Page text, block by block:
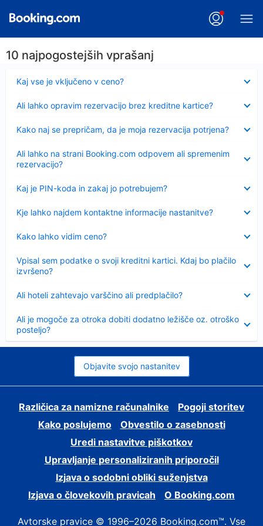
10 najpogostejših vprašanj
Kaj vse je vključeno v ceno?
Ali lahko opravim rezervacijo brez kreditne kartice?
Kako naj se prepričam, da je moja rezervacija potrjena?
Ali lahko na strani Booking.com odpovem ali spremenim
rezervacijo?
Kaj je PIN-koda in zakaj jo potrebujem?
Kje lahko najdem kontaktne informacije nastanitve?
Kako lahko vidim ceno?
Vpisal sem podatke o svoji kreditni kartici. Kdaj bo plačilo
izvršeno?
Ali hoteli zahtevajo varščino ali predplačilo?
Ali je mogoče za otroka dobiti dodatno ležišče oz. otroško
posteljo?
Objavite svojo nastanitev
Različica za namizne računalnike
Pogoji storitev
Kako poslujemo
Obvestilo o zasebnosti
Uredi nastavitve piškotkov
Upravljanje personaliziranih priporočil
Izjava o sodobni obliki suženjstva
Izjava o človekovih pravicah
O Booking.com
Avtorske pravice © 1996–2026 Booking.com™. Vse